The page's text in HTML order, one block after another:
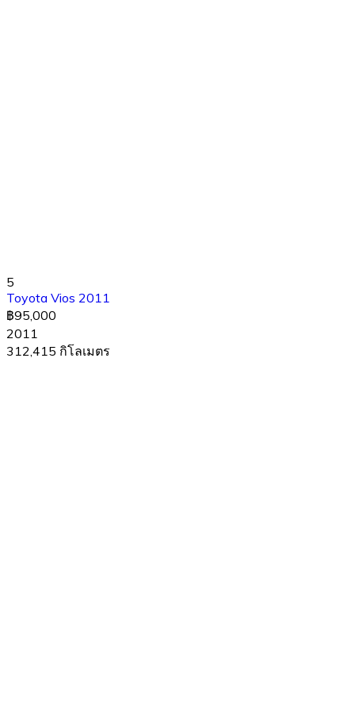
5
Toyota Vios 2011
฿95,000
2011
312,415 กิโลเมตร